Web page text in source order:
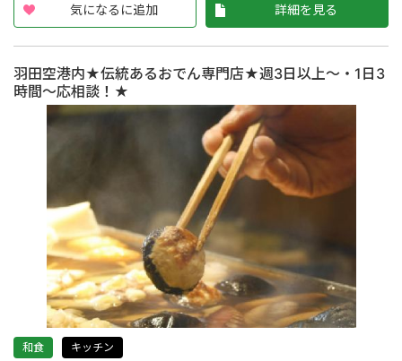
気になるに追加 詳細を見る
羽田空港内★伝統あるおでん専門店★週3日以上～・1日3
時間～応相談！★
和食 キッチン